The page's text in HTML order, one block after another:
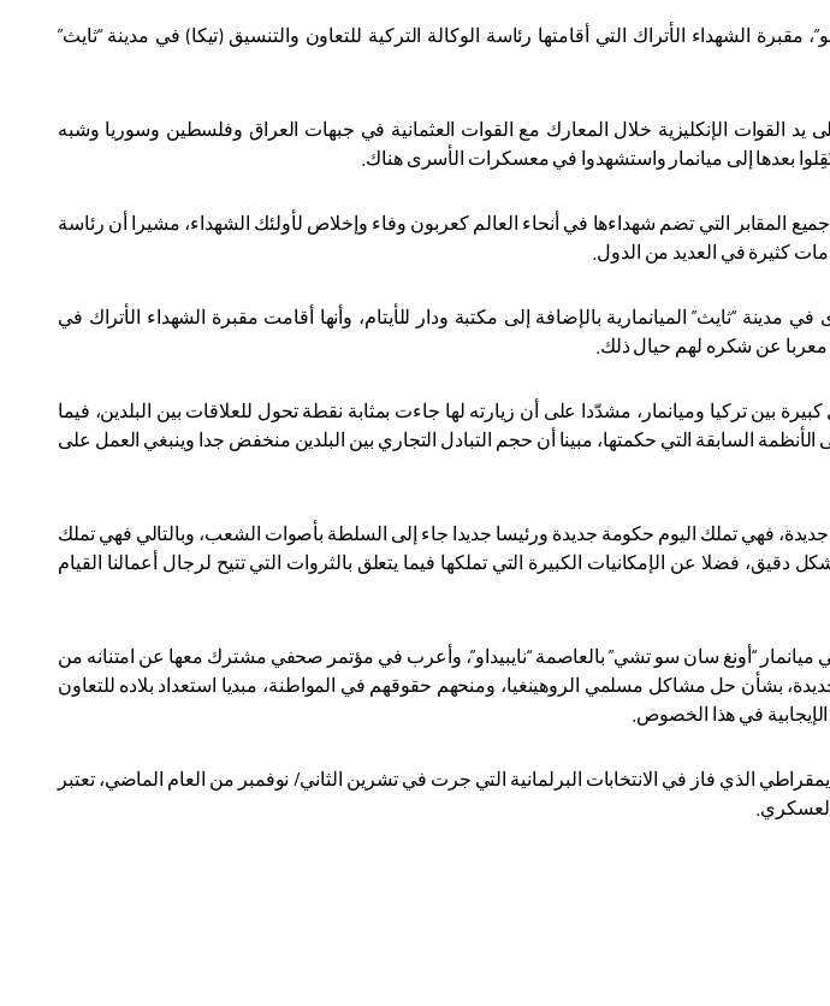
مقبرة الشهداء الأتراك التي أقامتها رئاسة الوكالة التركية للتعاون والتنسيق (تيكا) في مدينة “ثايث”
يد القوات الإنكليزية خلال المعارك مع القوات العثمانية في جبهات العراق وفلسطين وسوريا وشبه
بعدها إلى ميانمار واستشهدوا في معسكرات الأسرى هناك
المقابر التي تضم شهداءها في أنحاء العالم كعربون وفاء وإخلاص لأولئك الشهداء، مشيرا أن رئاسة
كثيرة في العديد من الدول
“ثايث” الميانمارية بالإضافة إلى مكتبة ودار للأيتام، وأنها أقامت مقبرة الشهداء الأتراك في
معربا عن شكره لهم حيال ذلك
بين تركيا وميانمار، مشدّدا على أن زيارته لها جاءت بمثابة نقطة تحول للعلاقات بين البلدين، فيما
السابقة التي حكمتها، مبينا أن حجم التبادل التجاري بين البلدين منخفض جدا وينبغي العمل على
فهي تملك اليوم حكومة جديدة ورئيسا جديدا جاء إلى السلطة بأصوات الشعب، وبالتالي فهي تملك
دقيق، فضلا عن الإمكانيات الكبيرة التي تملكها فيما يتعلق بالثروات التي تتيح لرجال أعمالنا القيام
ميانمار “أونغ سان سو تشي” بالعاصمة “نايبيداو”، وأعرب في مؤتمر صحفي مشترك معها عن امتنانه من
بشأن حل مشاكل مسلمي الروهينغيا، ومنحهم حقوقهم في المواطنة، مبديا استعداد بلاده للتعاون
في هذا الخصوص
الذي فاز في الانتخابات البرلمانية التي جرت في تشرين الثاني/ نوفمبر من العام الماضي، تعتبر